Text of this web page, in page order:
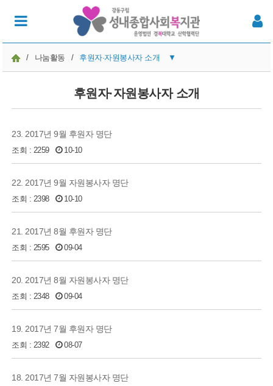
/ 나눔활동 / 후원자·자원봉사자 소개 ▼
자원봉사참여
후원자·자원봉사자 소개
후원자·자원봉사자 소개
23. 2017년 9월 후원자 명단
조회 : 2259 10-10
22. 2017년 9월 자원봉사자 명단
조회 : 2398 10-10
21. 2017년 8월 후원자 명단
조회 : 2595 09-04
20. 2017년 8월 자원봉사자 명단
조회 : 2348 09-04
19. 2017년 7월 후원자 명단
조회 : 2392 08-07
18. 2017년 7월 자원봉사자 명단